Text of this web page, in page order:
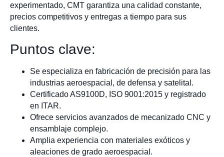
experimentado, CMT garantiza una calidad constante,
precios competitivos y entregas a tiempo para sus
clientes.
Puntos clave:
Se especializa en fabricación de precisión para las
industrias aeroespacial, de defensa y satelital.
Certificado AS9100D, ISO 9001:2015 y registrado
en ITAR.
Ofrece servicios avanzados de mecanizado CNC y
ensamblaje complejo.
Amplia experiencia con materiales exóticos y
aleaciones de grado aeroespacial.